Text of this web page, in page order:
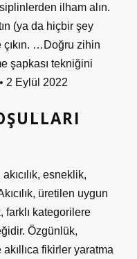
ilham alın.
(ya da hiçbir şey
…Doğru zihin
şapkası tekniğini
2 Eylül 2022
esneklik,
üretilen uygun
farklı kategorilere
Özgünlük,
akıllıca fikirler yaratma